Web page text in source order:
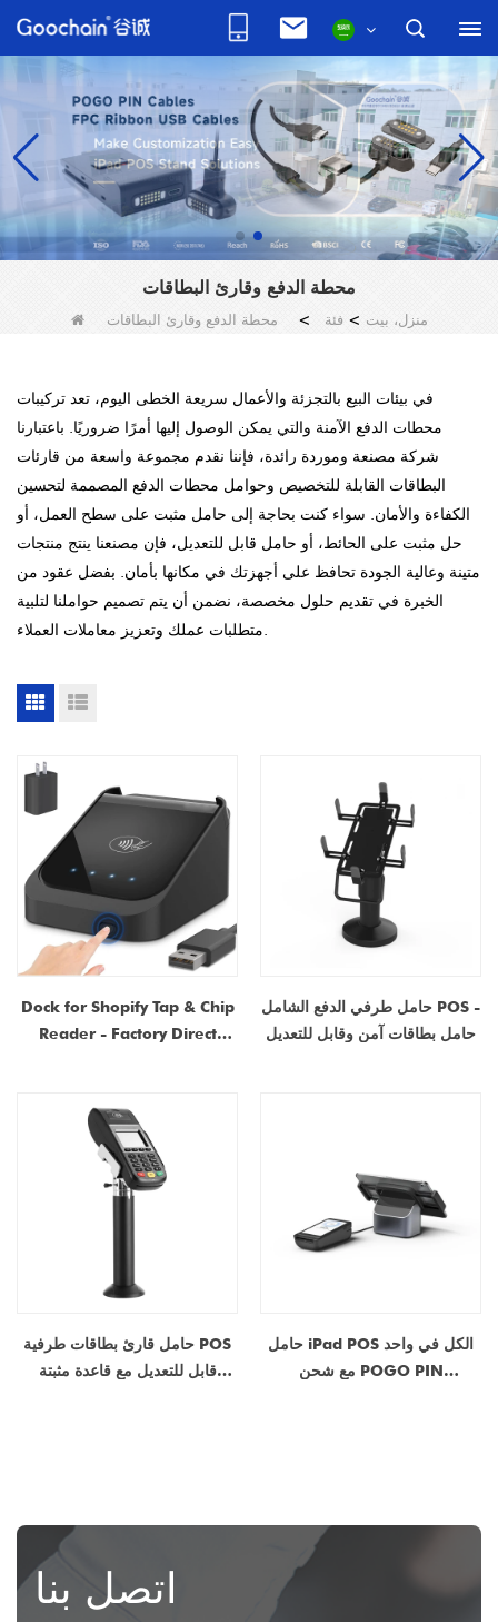
محطة الدفع وقارئ البطاقات
منزل، بيت >فئة > محطة الدفع وقارئ البطاقات
في بيئات البيع بالتجزئة والأعمال سريعة الخطى اليوم، تعد تركيبات
محطات الدفع الآمنة والتي يمكن الوصول إليها أمرًا ضروريًا. باعتبارنا
شركة مصنعة وموردة رائدة، فإننا نقدم مجموعة واسعة من قارئات
البطاقات القابلة للتخصيص وحوامل محطات الدفع المصممة لتحسين
الكفاءة والأمان. سواء كنت بحاجة إلى حامل مثبت على سطح العمل، أو
حل مثبت على الحائط، أو حامل قابل للتعديل، فإن مصنعنا ينتج منتجات
متينة وعالية الجودة تحافظ على أجهزتك في مكانها بأمان. بفضل عقود من
الخبرة في تقديم حلول مخصصة، نضمن أن يتم تصميم حواملنا لتلبية
متطلبات عملك وتعزيز معاملات العملاء.
Dock for Shopify Tap & Chip
Reader - Factory Direct
حامل طرفي الدفع الشامل POS -
حامل بطاقات آمن وقابل للتعديل
حامل قارئ بطاقات طرفية POS
قابل للتعديل مع قاعدة مثبتة
حامل iPad POS الكل في واحد
مع شحن POGO PIN
اتصل بنا